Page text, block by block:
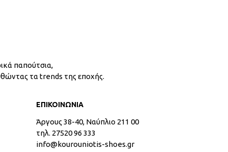
παπούτσια,
τα trends της εποχής.
ΕΠΙΚΟΙΝΩΝΙΑ
Άργους 38-40, Ναύπλιο 211 00
τηλ. 27520 96 333
info@kourouniotis-shoes.gr